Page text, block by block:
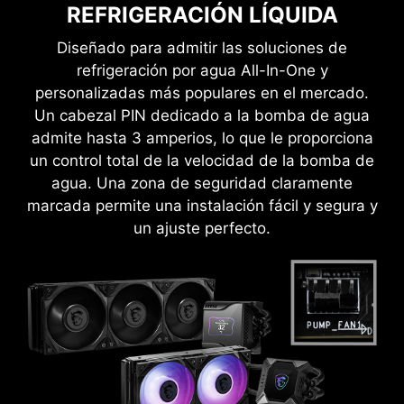
REFRIGERACIÓN LÍQUIDA
Diseñado para admitir las soluciones de
refrigeración por agua All-In-One y
personalizadas más populares en el mercado.
Un cabezal PIN dedicado a la bomba de agua
admite hasta 3 amperios, lo que le proporciona
un control total de la velocidad de la bomba de
agua. Una zona de seguridad claramente
marcada permite una instalación fácil y segura y
un ajuste perfecto.
any load. This greatly improves stability when
demanding more CPU performance.
BLINDAJE ANTICORROSIVO DE
ACERO INOXIDABLE DE E/S
con la resistencia a la corrosión de las E/S para
ayudar a mejorar la electricidad estática y
reducir el ruido de la radiación electromagnética
del sistema, así como mucho más duradero en
comparación con los tradicionales protectores
de E/S.